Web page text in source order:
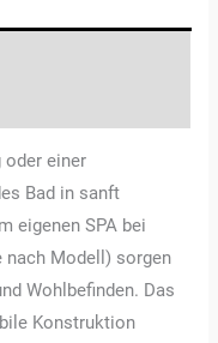
oder einer
Bad in sanft
eigenen SPA bei
nach Modell) sorgen
Wohlbefinden. Das
Konstruktion